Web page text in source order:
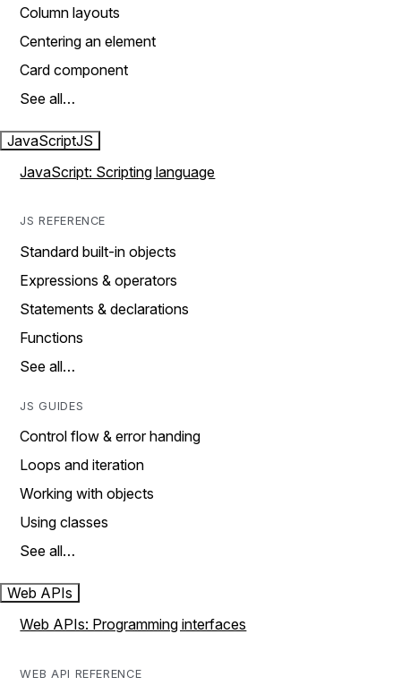
Column layouts
Centering an element
Card component
See all…
JavaScriptJS
JavaScript: Scripting language
JS REFERENCE
Standard built-in objects
Expressions & operators
Statements & declarations
Functions
See all…
JS GUIDES
Control flow & error handing
Loops and iteration
Working with objects
Using classes
See all…
Web APIs
Web APIs: Programming interfaces
WEB API REFERENCE